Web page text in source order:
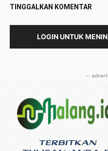
TINGGALKAN KOMENTAR
LOGIN UNTUK
--